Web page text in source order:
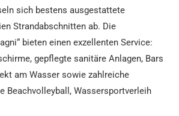
sich bestens ausgestattete
Strandabschnitten ab. Die
bieten einen exzellenten Service:
gepflegte sanitäre Anlagen, Bars
am Wasser sowie zahlreiche
Beachvolleyball, Wassersportverleih